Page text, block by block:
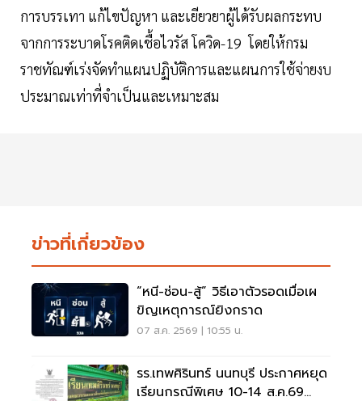
การบรรเทา แก้ไขปัญหา และเยียวยาผู้ได้รับผลกระทบ
จากการระบาดโรคติดเชื้อไวรัส โควิด-19 โดยให้กรม
ราชทัณฑ์เร่งจัดทำแผนปฏิบัติการและแผนการใช้จ่ายงบ
ประมาณเท่าที่จำเป็นและเหมาะสม
ข่าวที่เกี่ยวข้อง
“หนี-ซ่อน-สู้” วิธีเอาตัวรอดเมื่อเผ
ขิญเหตุการณ์ยิงกราด
07 ส.ค. 2569 | 10:55 น.
รร.เทพศิรินทร์ นนทบุรี ประกาศหยุด
เรียนกรณีพิเศษ 10-14 ส.ค.69